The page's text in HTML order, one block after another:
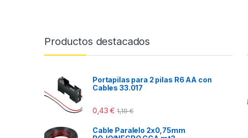
Productos destacados
Portapilas para 2 pilas R6 AA con
Cables 33.017
0,43€ 1,19€
Cable Paralelo 2x0,75mm